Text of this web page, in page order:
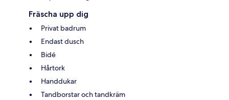
Fräscha upp dig
Privat badrum
Endast dusch
Bidé
Hårtork
Handdukar
Tandborstar och tandkräm